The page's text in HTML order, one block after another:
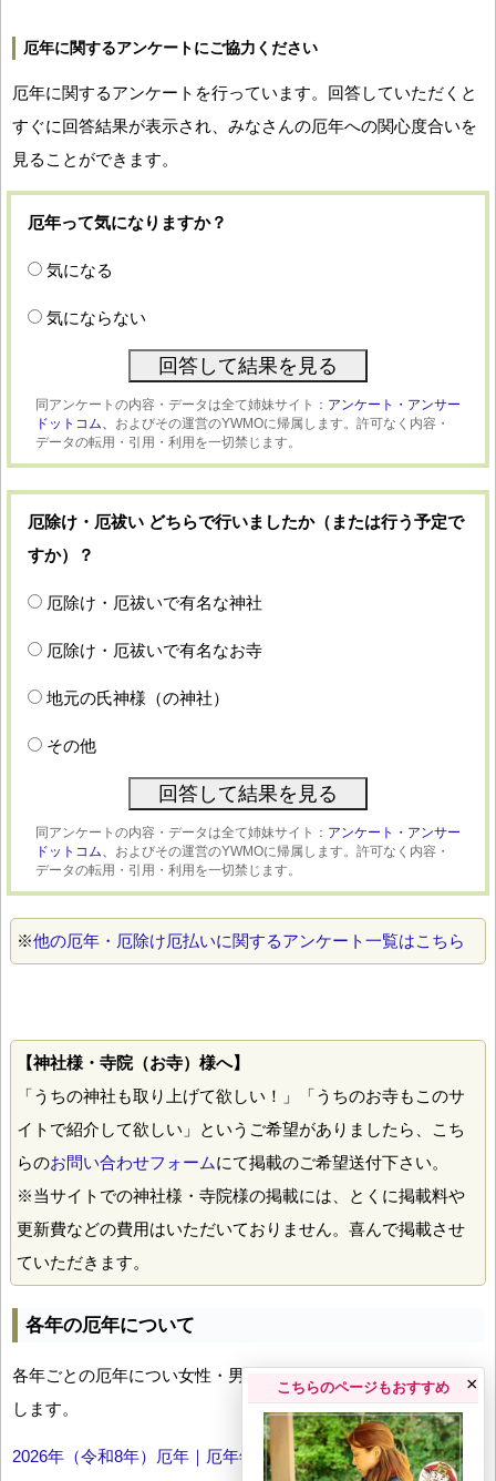
厄年に関するアンケートにご協力ください
厄年に関するアンケートを行っています。回答していただくと
すぐに回答結果が表示され、みなさんの厄年への関心度合いを
見ることができます。
厄年って気になりますか？
気になる
気にならない
同アンケートの内容・データは全て姉妹サイト： アンケート・アンサー
ドットコム、 およびその運営のYWMOに帰属します。許可なく内容・
データの転用・引用・利用を一切禁じます。
厄除け・厄祓い どちらで行いましたか（または行う予定で
すか）？
厄除け・厄祓いで有名な神社
厄除け・厄祓いで有名なお寺
地元の氏神様（の神社）
その他
同アンケートの内容・データは全て姉妹サイト： アンケート・アンサー
ドットコム、 およびその運営のYWMOに帰属します。許可なく内容・
データの転用・引用・利用を一切禁じます。
※他の厄年・厄除け厄払いに関するアンケート一覧はこちら
【神社様・寺院（お寺）様へ】
「うちの神社も取り上げて欲しい！」「うちのお寺もこのサ
イトで紹介して欲しい」というご希望がありましたら、こち
らのお問い合わせフォームにて掲載のご希望送付下さい。
※当サイトでの神社様・寺院様の掲載には、とくに掲載料や
更新費などの費用はいただいておりません。喜んで掲載させ
ていただきます。
各年の厄年について
各年ごとの厄年につい女性・男性の年齢早見表とともにお伝え
します。
2026年（令和8年）厄年｜厄年年齢早見表
こちらのページもおすすめ ×